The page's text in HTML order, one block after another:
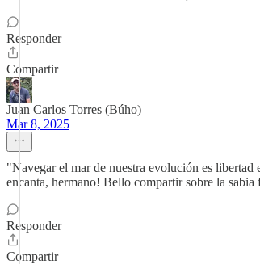
Responder
Compartir
Juan Carlos Torres (Búho)
Mar 8, 2025
"Navegar el mar de nuestra evolución es libertad
encanta, hermano! Bello compartir sobre la sabia
Responder
Compartir